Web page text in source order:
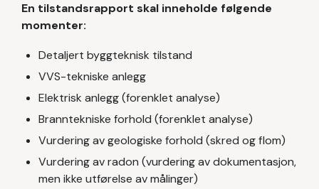
En tilstandsrapport skal inneholde følgende
momenter:
Detaljert byggteknisk tilstand
VVS-tekniske anlegg
Elektrisk anlegg (forenklet analyse)
Branntekniske forhold (forenklet analyse)
Vurdering av geologiske forhold (skred og flom)
Vurdering av radon (vurdering av dokumentasjon,
men ikke utførelse av målinger)